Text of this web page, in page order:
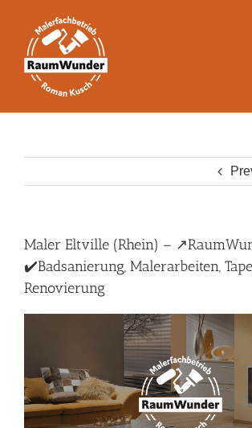
content
Maler Eltville (Rhein) –
✔️Badsanierung, Malerarbeiten,
Renovierung